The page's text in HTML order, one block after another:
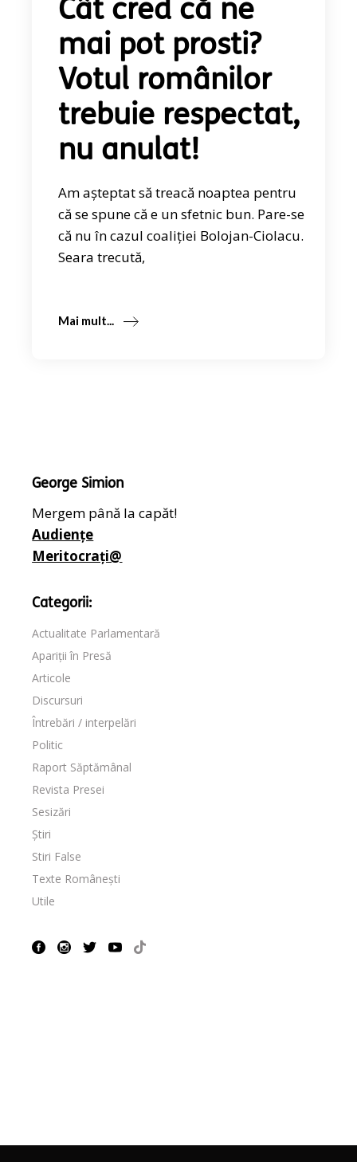
Cât cred că ne
mai pot prosti?
Votul românilor
trebuie respectat,
nu anulat!
Am așteptat să treacă noaptea pentru
că se spune că e un sfetnic bun. Pare-se
că nu în cazul coaliției Bolojan-Ciolacu.
Seara trecută,
Mai mult...
George Simion
Mergem până la capăt!
Audiențe
Meritocrați@
Categorii:
Actualitate Parlamentară
Apariții în Presă
Articole
Discursuri
Întrebări / interpelări
Politic
Raport Săptămânal
Revista Presei
Sesizări
Știri
Stiri False
Texte Românești
Utile